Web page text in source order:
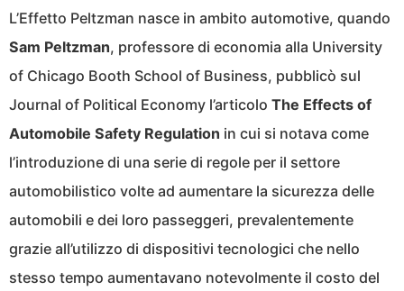
L’Effetto Peltzman nasce in ambito automotive, quando
Sam Peltzman, professore di economia alla University
of Chicago Booth School of Business, pubblicò sul
Journal of Political Economy l’articolo The Effects of
Automobile Safety Regulation in cui si notava come
l’introduzione di una serie di regole per il settore
automobilistico volte ad aumentare la sicurezza delle
automobili e dei loro passeggeri, prevalentemente
grazie all’utilizzo di dispositivi tecnologici che nello
stesso tempo aumentavano notevolmente il costo del